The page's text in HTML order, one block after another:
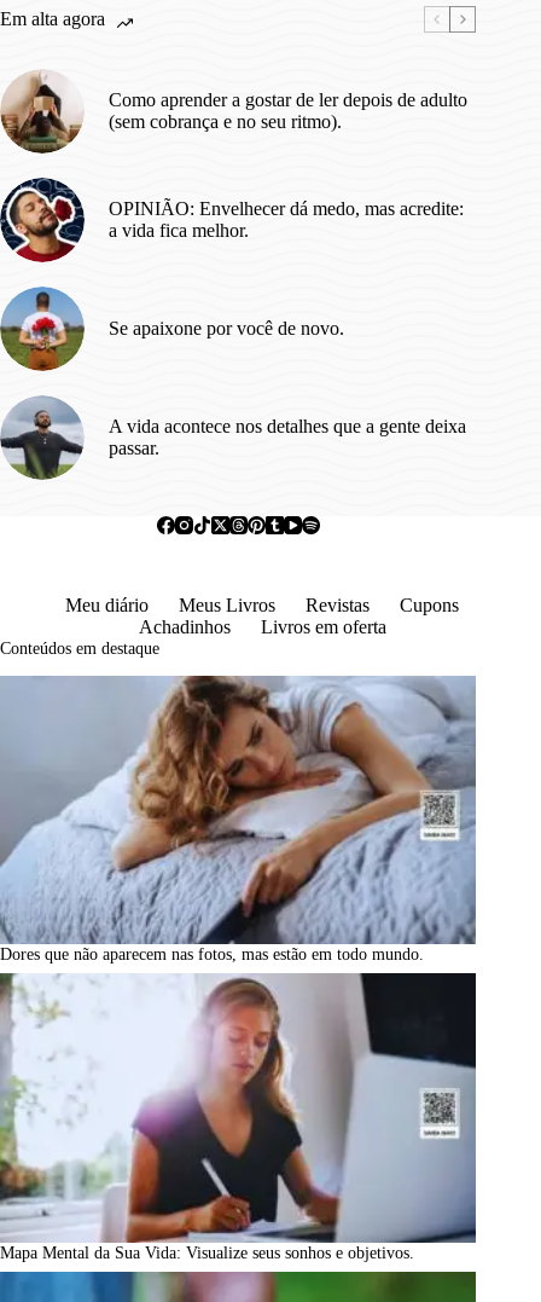
Eilish.
Em alta agora
Como aprender a gostar de ler depois de adulto
(sem cobrança e no seu ritmo).
OPINIÃO: Envelhecer dá medo, mas acredite:
a vida fica melhor.
Se apaixone por você de novo.
A vida acontece nos detalhes que a gente deixa
passar.
Meu diário Meus Livros Revistas
Cupons
Achadinhos
Livros em oferta
Conteúdos em destaque
Dores que não aparecem nas fotos, mas estão em todo mundo.
Mapa Mental da Sua Vida: Visualize seus sonhos e objetivos.